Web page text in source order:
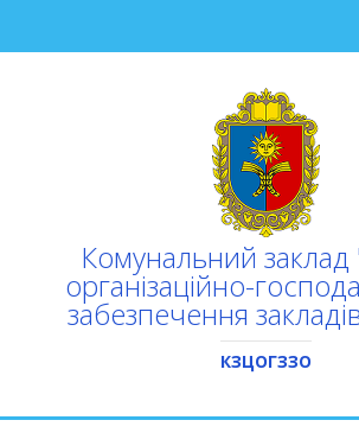
Комунальний
організаційно-
забезпечення
КЗЦОГЗЗО